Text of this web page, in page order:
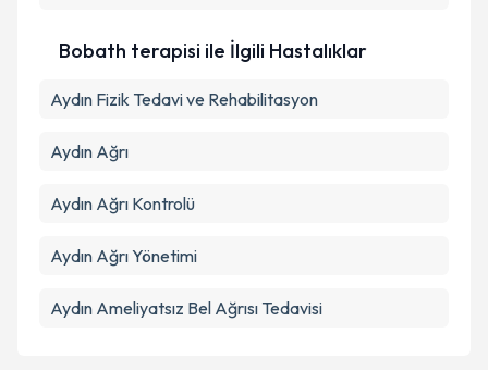
Bobath terapisi ile İlgili Hastalıklar
Aydın Fizik Tedavi ve Rehabilitasyon
Aydın Ağrı
Aydın Ağrı Kontrolü
Aydın Ağrı Yönetimi
Aydın Ameliyatsız Bel Ağrısı Tedavisi